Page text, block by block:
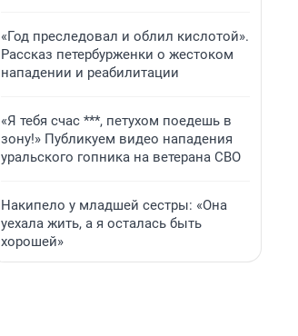
«Год преследовал и облил кислотой».
Рассказ петербурженки о жестоком
нападении и реабилитации
«Я тебя счас ***, петухом поедешь в
зону!» Публикуем видео нападения
уральского гопника на ветерана СВО
Накипело у младшей сестры: «Она
уехала жить, а я осталась быть
хорошей»